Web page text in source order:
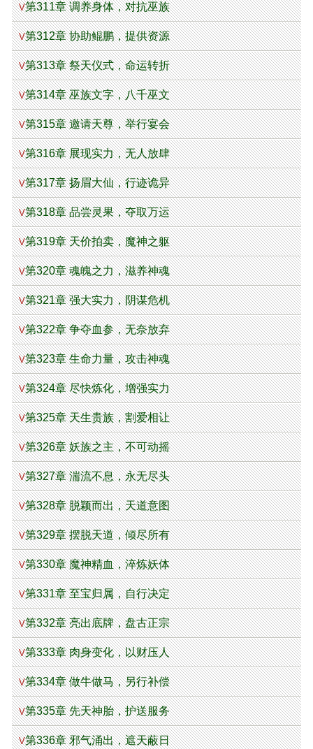
V第311章 调养身体，对抗巫族
V第312章 协助鲲鹏，提供资源
V第313章 祭天仪式，命运转折
V第314章 巫族文字，八千巫文
V第315章 邀请天尊，举行宴会
V第316章 展现实力，无人放肆
V第317章 扬眉大仙，行迹诡异
V第318章 品尝灵果，夺取万运
V第319章 天价拍卖，魔神之躯
V第320章 魂魄之力，滋养神魂
V第321章 强大实力，阴谋危机
V第322章 争夺血参，无奈放弃
V第323章 生命力量，攻击神魂
V第324章 尽快炼化，增强实力
V第325章 天生贵族，割爱相让
V第326章 妖族之主，不可动摇
V第327章 湍流不息，永无尽头
V第328章 脱颖而出，天道意图
V第329章 摆脱天道，倾尽所有
V第330章 魔神精血，淬炼妖体
V第331章 至宝归属，自行决定
V第332章 亮出底牌，盘古正宗
V第333章 肉身变化，以财压人
V第334章 做牛做马，另行补偿
V第335章 先天神胎，护送服务
V第336章 邪气涌出，遮天蔽日